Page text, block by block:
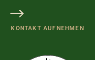
KONTAKT AUFNEHMEN